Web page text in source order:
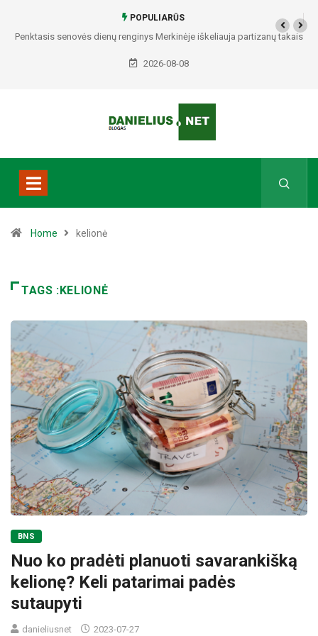
POPULIARŪS
Penktasis senovės dienų renginys Merkinėje iškeliauja partizanų takais
2026-08-08
Home kelionė
TAGS :KELIONĖ
BNS
Nuo ko pradėti planuoti savarankišką
kelionę? Keli patarimai padės
sutaupyti
danieliusnet 2023-07-27